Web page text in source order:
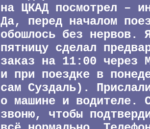
на ЦКАД посмотрел –
Да, перед началом
обошлось без нервов.
пятницу сделал
заказ на 11:00 через
и при поездке в
сам Суздаль).
о машине и водителе.
звоню, чтобы